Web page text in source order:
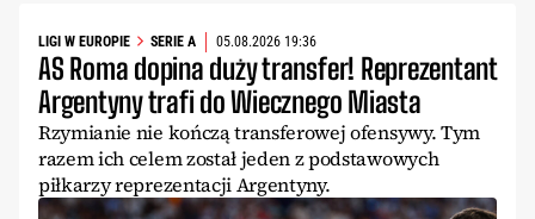
LIGI W EUROPIE SERIE A 05.08.2026 19:36
AS Roma dopina duży transfer! Reprezentant
Argentyny trafi do Wiecznego Miasta
Rzymianie nie kończą transferowej ofensywy. Tym
razem ich celem został jeden z podstawowych
piłkarzy reprezentacji Argentyny.